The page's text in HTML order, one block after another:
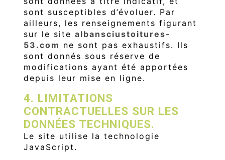
sont susceptibles d’évoluer. Par
ailleurs, les renseignements figurant
sur le site albansciustoitures-
53.com ne sont pas exhaustifs. Ils
sont donnés sous réserve de
modifications ayant été apportées
depuis leur mise en ligne.
4. LIMITATIONS
CONTRACTUELLES SUR LES
DONNÉES TECHNIQUES.
Le site utilise la technologie
JavaScript.